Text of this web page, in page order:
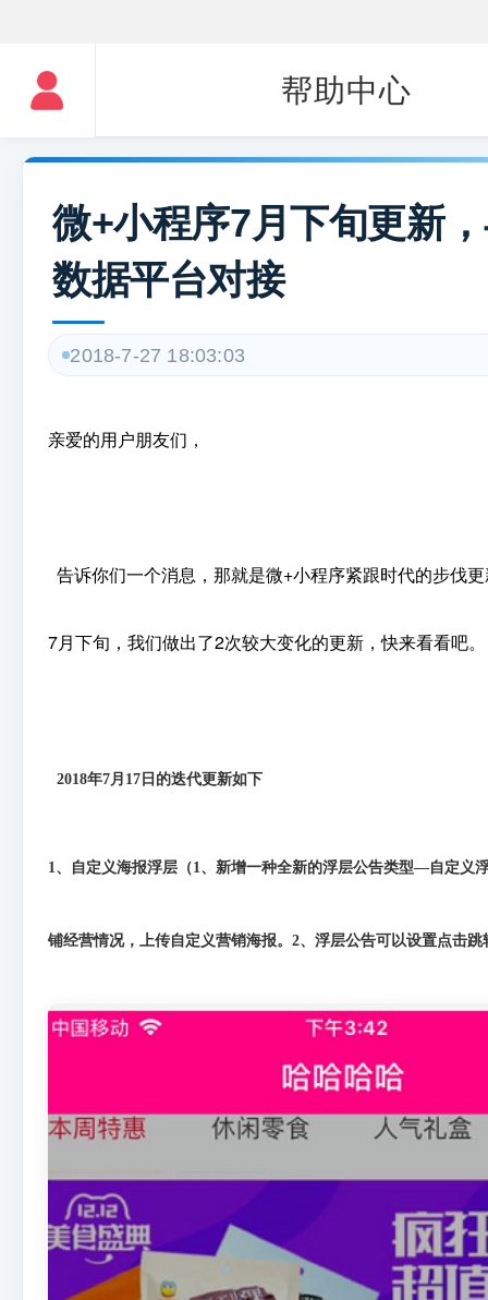
帮助中心
微+小程序7月下旬更新
数据平台对接
2018-7-27 18:03:03
亲爱的用户朋友们，
告诉你们一个消息，那就是微+小程序紧跟时代的步伐
7月下旬，我们做出了2次较大变化的更新，快来看看吧。
2018年7月17日的迭代更新如下
1、自定义海报浮层（1、新增一种全新的浮层公告类型—自定义
铺经营情况，上传自定义营销海报。2、浮层公告可以设置点击跳